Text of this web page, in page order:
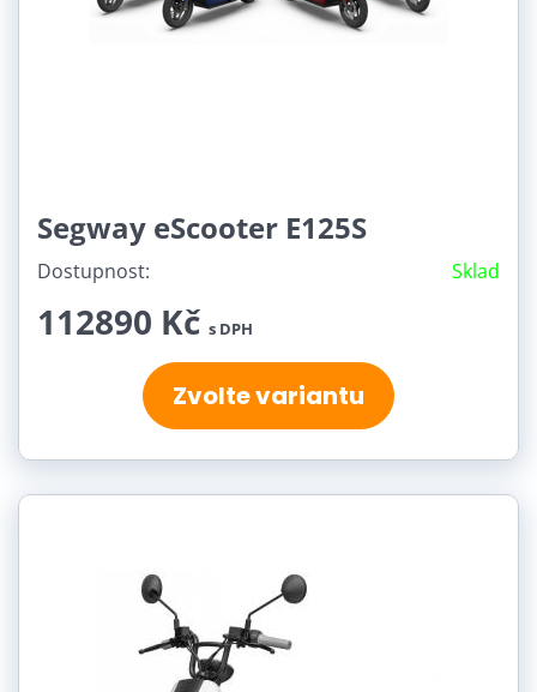
Segway eScooter E125S
Dostupnost: Sklad
112890 Kč s DPH
Zvolte variantu